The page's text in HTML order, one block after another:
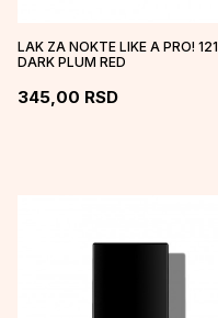
LAK ZA NOKTE LIKE A PRO! 121
DARK PLUM RED
345,00 RSD